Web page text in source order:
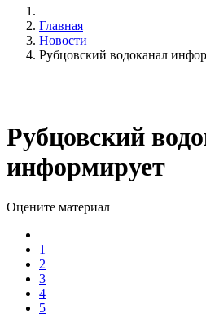
Главная
Новости
Рубцовский водоканал
Рубцовский
информирует
Оцените материал
1
2
3
4
5